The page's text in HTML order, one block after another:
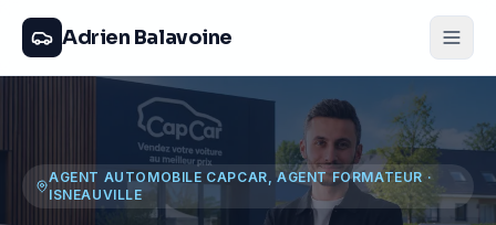
Adrien Balavoine
AGENT AUTOMOBILE CAPCAR, AGENT FORMATEUR ·
ISNEAUVILLE